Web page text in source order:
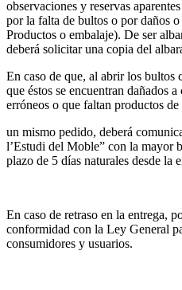
observaciones y reservas
por la falta de bultos o por daños
Productos o embalaje). De ser
deberá solicitar una copia del
En caso de que, al abrir los bultos
que éstos se encuentran dañados
erróneos o que faltan productos de
un mismo pedido, deberá
l’Estudi del Moble” con la mayor
plazo de 5 días naturales desde la
En caso de retraso en la entrega,
conformidad con la Ley General
consumidores y usuarios.